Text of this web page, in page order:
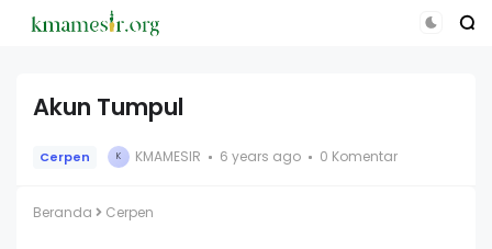
Akun Tumpul
Cerpen K KMAMESIR 6 years ago 0 Komentar
Beranda Cerpen